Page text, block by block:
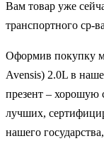
Вам товар уже
транспортного ср-
Оформив покупку
Avensis) 2.0L в
презент – хорошую
лучших,
нашего